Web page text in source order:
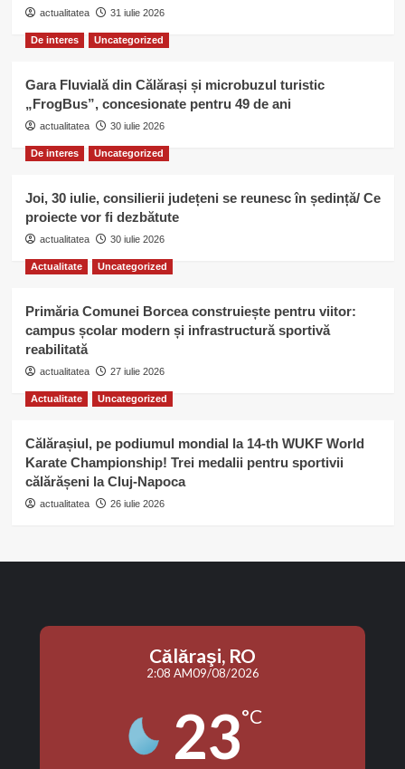
actualitatea 31 iulie 2026
De interes Uncategorized
Gara Fluvială din Călărași și microbuzul turistic
„FrogBus”, concesionate pentru 49 de ani
actualitatea 30 iulie 2026
De interes Uncategorized
Joi, 30 iulie, consilierii județeni se reunesc în ședință/ Ce
proiecte vor fi dezbătute
actualitatea 30 iulie 2026
Actualitate Uncategorized
Primăria Comunei Borcea construiește pentru viitor:
campus școlar modern și infrastructură sportivă
reabilitată
actualitatea 27 iulie 2026
Actualitate Uncategorized
Călărașiul, pe podiumul mondial la 14-th WUKF World
Karate Championship! Trei medalii pentru sportivii
călărășeni la Cluj-Napoca
actualitatea 26 iulie 2026
Călăraşi, RO
2:08 AM09/08/2026
23°C